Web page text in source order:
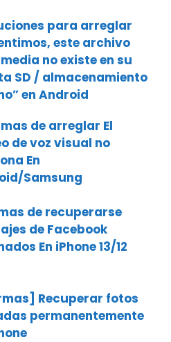
para arreglar
este archivo
no existe en su
SD / almacenamiento
en Android
de arreglar El
de voz visual no
En
Samsung
de recuperarse
de Facebook
En iPhone 13/12
Recuperar fotos
permanentemente